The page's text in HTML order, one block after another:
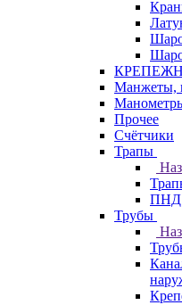
Манжеты,
Прочее
Счётчики
Трапы
ПНД
Трубы